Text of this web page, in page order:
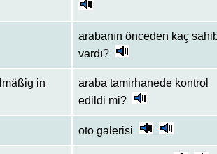
arabanın önceden kaç
vardı?
in
araba tamirhanede kontrol
edildi mi?
oto galerisi